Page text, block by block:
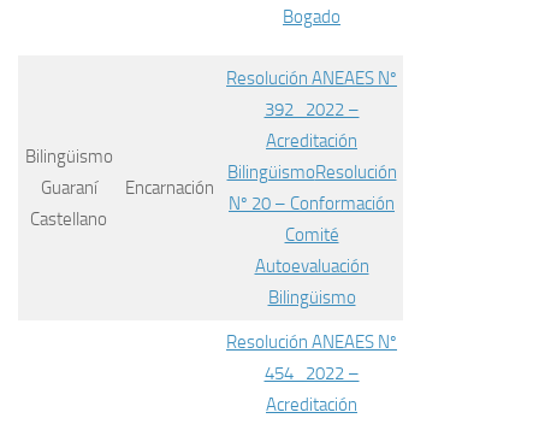
Bogado
Bilingüismo
Guaraní
Castellano
Encarnación
Resolución ANEAES Nº
392_2022 –
Acreditación
BilingüismoResolución
Nº 20 – Conformación
Comité
Autoevaluación
Bilingüismo
Resolución ANEAES Nº
454_2022 –
Acreditación